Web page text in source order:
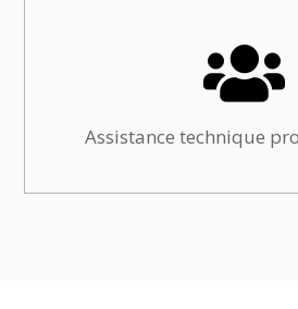

Assistance technique